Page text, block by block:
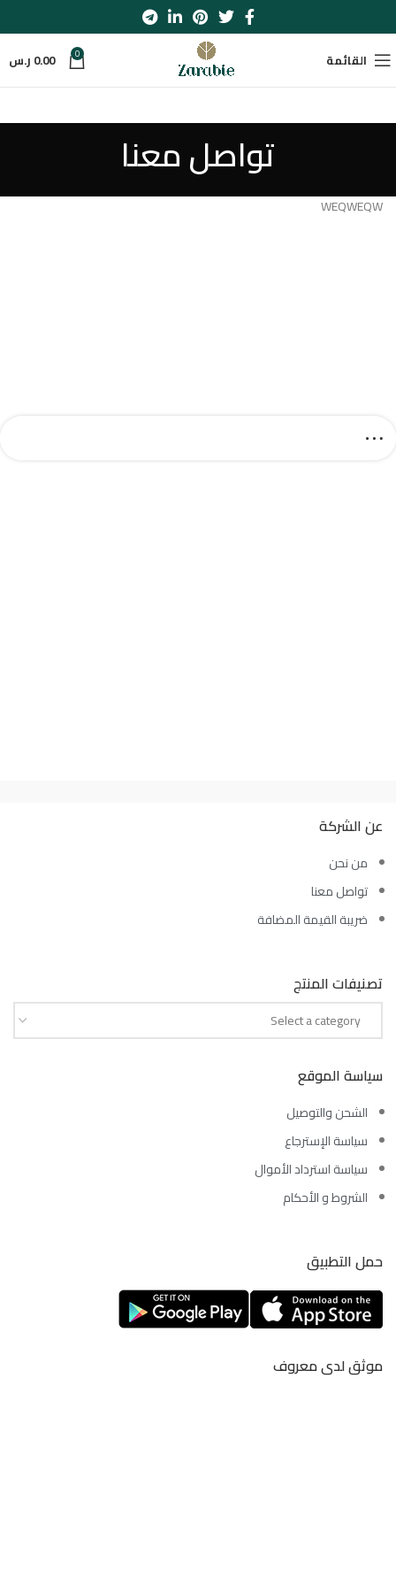
القائمة 0
0.00 ر.س
تواصل معنا
WEQWEQW
عن الشركة
من نحن
تواصل معنا
ضريبة القيمة المضافة
تصنيفات المنتج
Select a category
سياسة الموقع
الشحن والتوصيل
سياسة الإسترجاع
سياسة استرداد الأموال
الشروط و الأحكام
حمل التطبيق
موثق لدى معروف